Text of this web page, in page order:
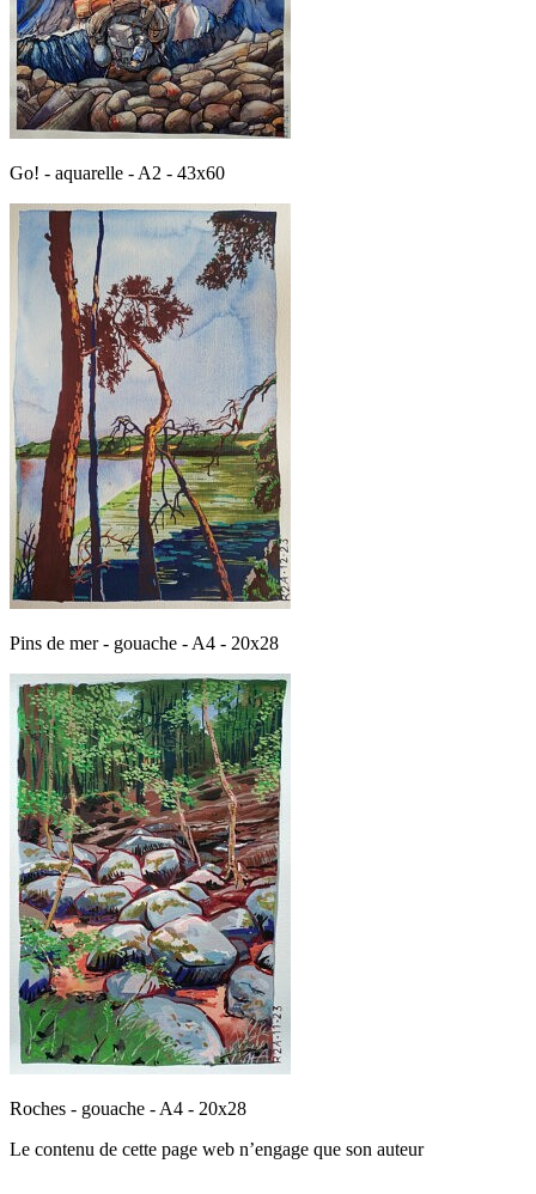
Go! - aquarelle - A2 - 43x60
Pins de mer - gouache - A4 - 20x28
Roches - gouache - A4 - 20x28
Le contenu de cette page web n’engage que son auteur